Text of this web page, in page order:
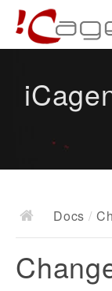
News
Docs
Documentation
Docs /